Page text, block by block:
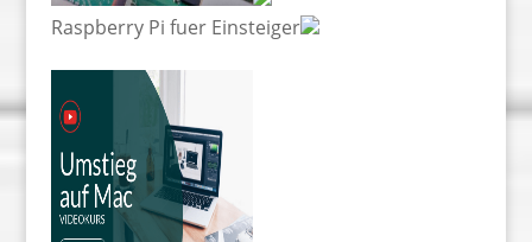
Raspberry Pi fuer Einsteiger